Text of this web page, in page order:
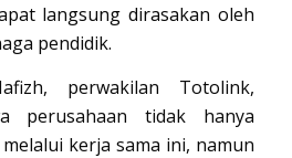
langsung dirasakan oleh
pendidik.
perwakilan Totolink,
perusahaan tidak hanya
kerja sama ini, namun